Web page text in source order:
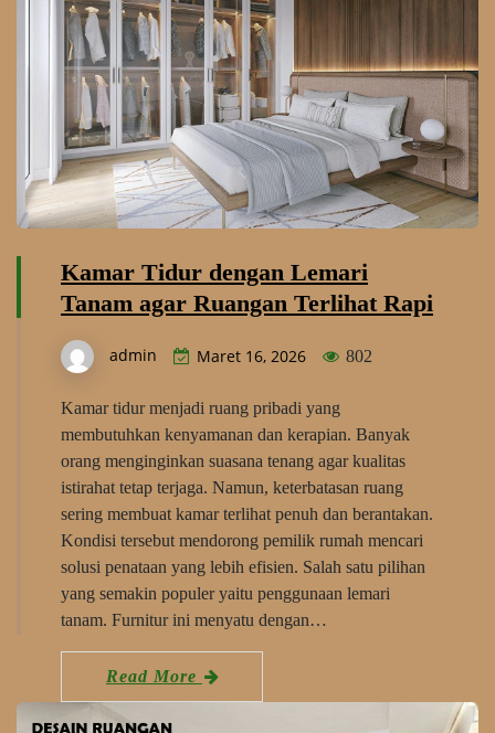
Kamar Tidur dengan Lemari
Tanam agar Ruangan Terlihat Rapi
admin Maret 16, 2026 802
Kamar tidur menjadi ruang pribadi yang
membutuhkan kenyamanan dan kerapian. Banyak
orang menginginkan suasana tenang agar kualitas
istirahat tetap terjaga. Namun, keterbatasan ruang
sering membuat kamar terlihat penuh dan berantakan.
Kondisi tersebut mendorong pemilik rumah mencari
solusi penataan yang lebih efisien. Salah satu pilihan
yang semakin populer yaitu penggunaan lemari
tanam. Furnitur ini menyatu dengan…
Read More